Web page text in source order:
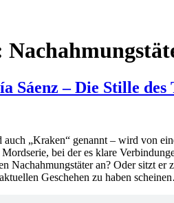
Sáenz – Die Stille des
auch „Kraken“ genannt – wird von
bei der es klare
Nachahmungstäter an? Oder sitzt
Geschehen zu haben